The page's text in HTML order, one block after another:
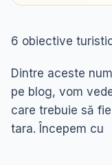
6 obiective
Dintre aceste
pe blog, vom
care trebuie să
tara. Începem cu